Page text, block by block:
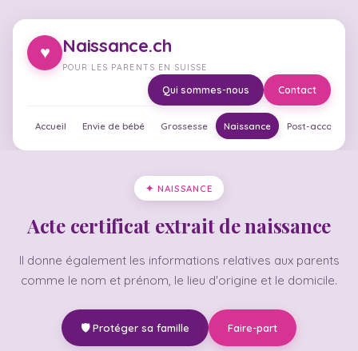
♥ Naissance.ch
POUR LES PARENTS EN SUISSE
Accueil Envie de bébé Grossesse Naissance Post-
Qui sommes-nous Contact
✦ NAISSANCE
Acte certificat extrait de naissance
Il donne également les informations relatives aux parents
comme le nom et prénom, le lieu d'origine et le domicile.
🛡️ Protéger sa famille Faire-part